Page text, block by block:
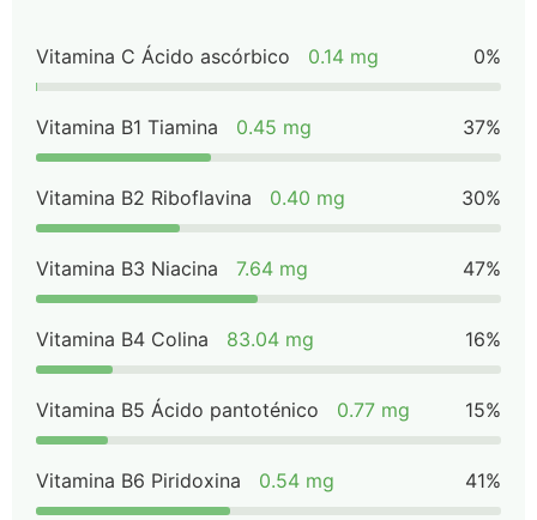
Vitamina C Ácido ascórbico 0.14 mg 0%
Vitamina B1 Tiamina 0.45 mg 37%
Vitamina B2 Riboflavina 0.40 mg 30%
Vitamina B3 Niacina 7.64 mg 47%
Vitamina B4 Colina 83.04 mg 16%
Vitamina B5 Ácido pantoténico 0.77 mg 15%
Vitamina B6 Piridoxina 0.54 mg 41%